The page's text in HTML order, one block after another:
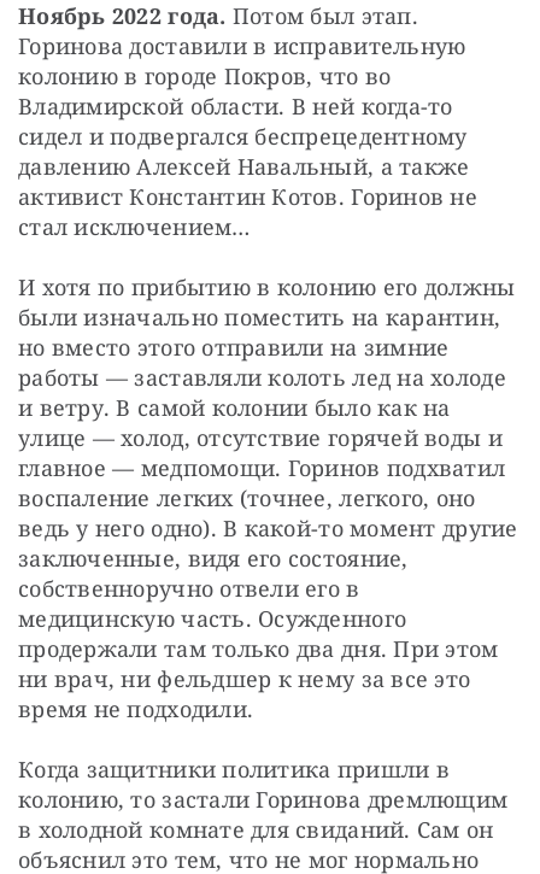
Ноябрь 2022 года. Потом был этап.
Горинова доставили в исправительную
колонию в городе Покров, что во
Владимирской области. В ней когда-то
сидел и подвергался беспрецедентному
давлению Алексей Навальный, а также
активист Константин Котов. Горинов не
стал исключением…
И хотя по прибытию в колонию его должны
были изначально поместить на карантин,
но вместо этого отправили на зимние
работы — заставляли колоть лед на холоде
и ветру. В самой колонии было как на
улице — холод, отсутствие горячей воды и
главное — медпомощи. Горинов подхватил
воспаление легких (точнее, легкого, оно
ведь у него одно). В какой-то момент другие
заключенные, видя его состояние,
собственноручно отвели его в
медицинскую часть. Осужденного
продержали там только два дня. При этом
ни врач, ни фельдшер к нему за все это
время не подходили.
Когда защитники политика пришли в
колонию, то застали Горинова дремлющим
в холодной комнате для свиданий. Сам он
объяснил это тем, что не мог нормально